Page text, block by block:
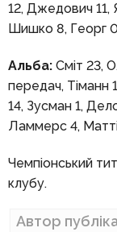
12, Джедович 11,
Шишко 8, Георг
Альба:Сміт 23,
передач, Тіманн
14, Зусман 1,
Ламмерс 4,
Чемпіонський
клубу.
Автор